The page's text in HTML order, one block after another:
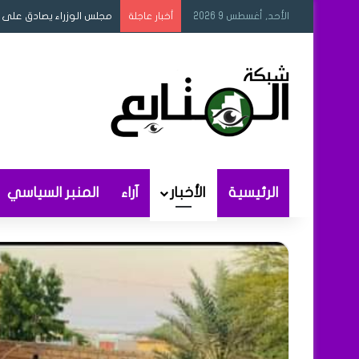
الأحد, أغسطس 9 2026 أخبار عاجلة مجلس الوزراء يصادق على
الرئيسية الأخبار آراء المنبر السياسي